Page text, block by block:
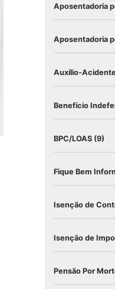
Aposentadoria
Aposentadoria
Auxílio-
Benefício
BPC/LOAS (9)
Fique Bem
Isenção de
Isenção de
Pensão Por